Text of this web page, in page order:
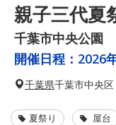
親子三代夏
千葉市中央公園
開催日程： 2026
千葉県千葉市中央区
夏祭り 屋台